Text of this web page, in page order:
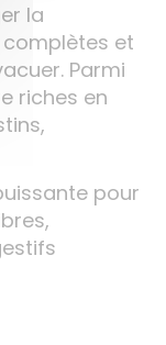
la
et
Parmi
riches en
pour